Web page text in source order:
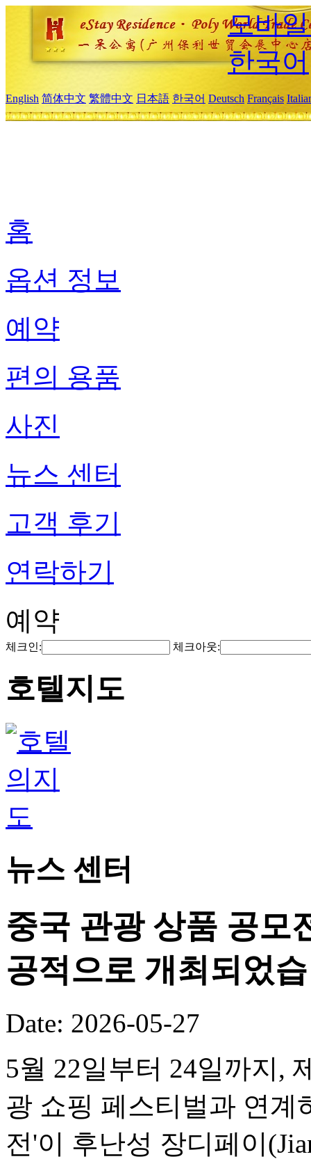
모바
한국어
English 简体中文 繁體中文 日本語 한국어 Deutsch Français
홈
옵션 정보
예약
편의 용품
사진
뉴스 센터
고객 후기
연락하기
예약
체크인: 체크아웃:
호텔지도
뉴스 센터
중국 관광 상품 공모
공적으로 개최되었
Date: 2026-05-27
5월 22일부터 24일까지,
광 쇼핑 페스티벌과 연계
전'이 후난성 장디페이